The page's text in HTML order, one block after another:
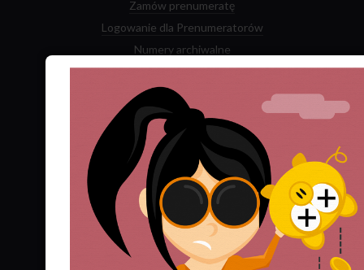
Zamów prenumeratę
Logowanie dla Prenumeratorów
Numery archiwalne
Najnowszy numer kwartalnika
Najnowsza książka
Facebook
Twitter
YouTube